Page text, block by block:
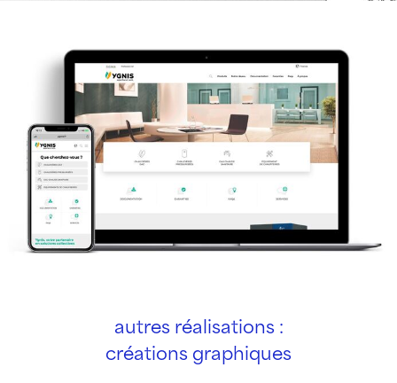
autres réalisations :
créations graphiques